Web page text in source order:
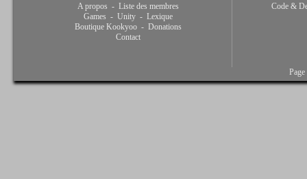
A propos - Liste des membres
Games - Unity - Lexique
Boutique Kookyoo - Donations
Contact
Code &